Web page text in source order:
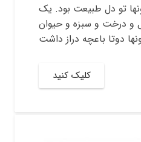
تو دل طبیعت بود. یک
و درخت و سبزه و حیوان
دوتا باعچه دراز داشت
کلیک کنید